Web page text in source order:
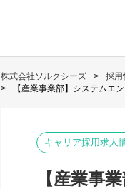
株式会社ソルクシーズ 採用
【産業事業部】システムエ
キャリア採用求人
【産業事